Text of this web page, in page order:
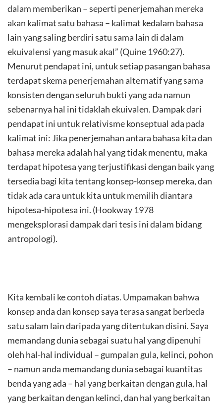
dalam memberikan – seperti penerjemahan mereka
akan kalimat satu bahasa – kalimat kedalam bahasa
lain yang saling berdiri satu sama lain di dalam
ekuivalensi yang masuk akal” (Quine 1960:27).
Menurut pendapat ini, untuk setiap pasangan bahasa
terdapat skema penerjemahan alternatif yang sama
konsisten dengan seluruh bukti yang ada namun
sebenarnya hal ini tidaklah ekuivalen. Dampak dari
pendapat ini untuk relativisme konseptual ada pada
kalimat ini: Jika penerjemahan antara bahasa kita dan
bahasa mereka adalah hal yang tidak menentu, maka
terdapat hipotesa yang terjustifikasi dengan baik yang
tersedia bagi kita tentang konsep-konsep mereka, dan
tidak ada cara untuk kita untuk memilih diantara
hipotesa-hipotesa ini. (Hookway 1978
mengeksplorasi dampak dari tesis ini dalam bidang
antropologi).
Kita kembali ke contoh diatas. Umpamakan bahwa
konsep anda dan konsep saya terasa sangat berbeda
satu salam lain daripada yang ditentukan disini. Saya
memandang dunia sebagai suatu hal yang dipenuhi
oleh hal-hal individual – gumpalan gula, kelinci, pohon
– namun anda memandang dunia sebagai kuantitas
benda yang ada – hal yang berkaitan dengan gula, hal
yang berkaitan dengan kelinci, dan hal yang berkaitan